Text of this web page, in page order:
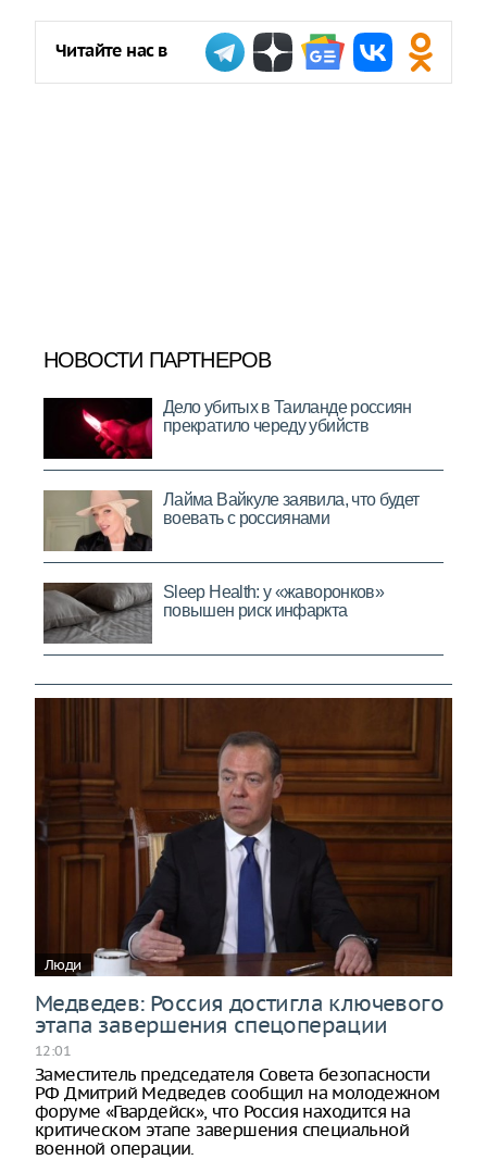
Читайте нас в
Люди
Медведев: Россия достигла ключевого
этапа завершения спецоперации
12:01
Заместитель председателя Совета безопасности
РФ Дмитрий Медведев сообщил на молодежном
форуме «Гвардейск», что Россия находится на
критическом этапе завершения специальной
военной операции.